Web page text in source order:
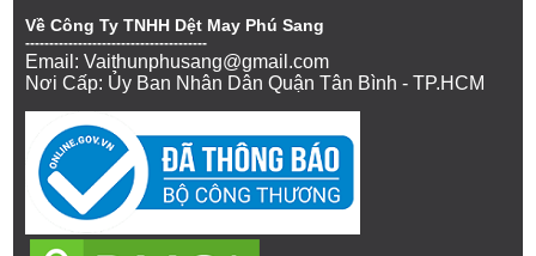
Về Công Ty TNHH Dệt May Phú Sang
--------------------------------------
Email: Vaithunphusang@gmail.com
Nơi Cấp: Ủy Ban Nhân Dân Quận Tân Bình - TP.HCM